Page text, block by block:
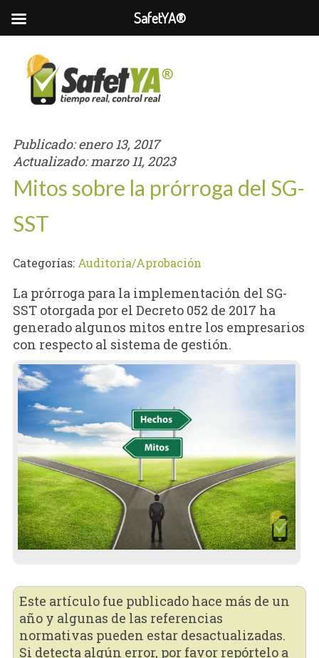
Publicado:enero 13, 2017
Actualizado:marzo 11, 2023
Mitos sobre la prórroga del SG-
SST
Categorías: Auditoría/Aprobación
La prórroga para la implementación del SG-
SST otorgada por el Decreto 052 de 2017 ha
generado algunos mitos entre los empresarios
con respecto al sistema de gestión.
Este artículo fue publicado hace más de un
año y algunas de las referencias
normativas pueden estar desactualizadas.
Si detecta algún error, por favor repórtelo a
SafetYA®